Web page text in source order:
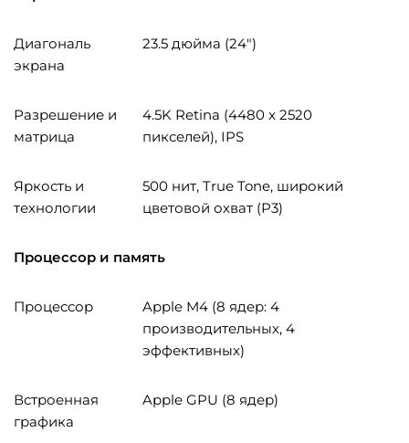
Диагональ
экрана
23.5 дюйма (24″)
Разрешение и
матрица
4.5K Retina (4480 x 2520
пикселей), IPS
Яркость и
технологии
500 нит, True Tone, широкий
цветовой охват (P3)
Процессор и память
Процессор
Apple M4 (8 ядер: 4
производительных, 4
эффективных)
Встроенная
графика
Apple GPU (8 ядер)